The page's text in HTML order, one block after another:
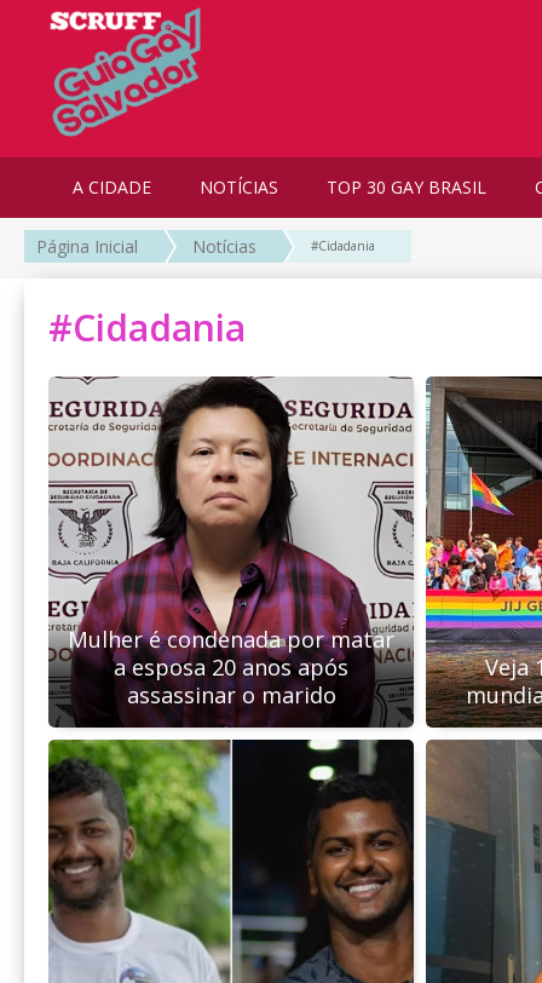
A CIDADE NOTÍCIAS TOP 30 GAY BRASIL
Página Inicial Notícias #Cidadania
#Cidadania
Mulher é condenada por matar
a esposa 20 anos após
assassinar o marido
Veja